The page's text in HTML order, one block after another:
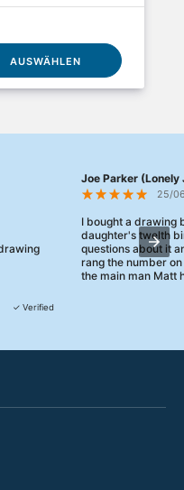
AUSWÄHLEN
✓ Verified
Joe Parker (Lonely
25/
I bought a drawing
daughter's twelth
questions about it
rang the number
the main man Matt